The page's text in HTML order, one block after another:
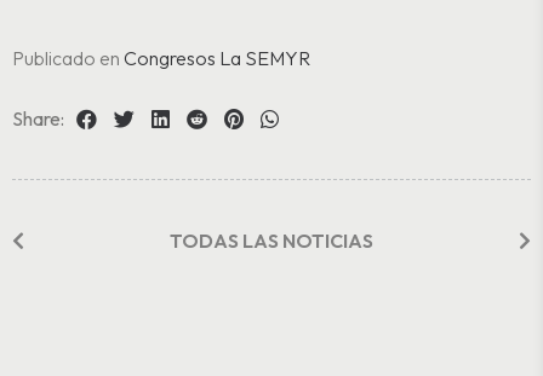
Publicado en Congresos La SEMYR
Share:
TODAS LAS NOTICIAS